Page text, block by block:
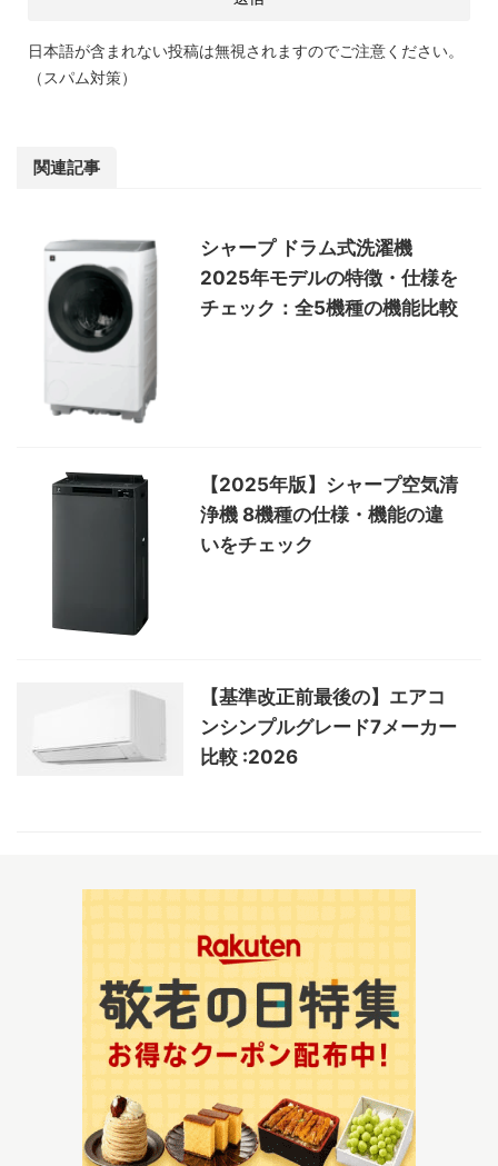
日本語が含まれない投稿は無視されますのでご注意ください。
（スパム対策）
関連記事
シャープ ドラム式洗濯機
2025年モデルの特徴・仕様を
チェック：全5機種の機能比較
【2025年版】シャープ空気清
浄機 8機種の仕様・機能の違
いをチェック
【基準改正前最後の】エアコ
ンシンプルグレード7メーカー
比較 :2026